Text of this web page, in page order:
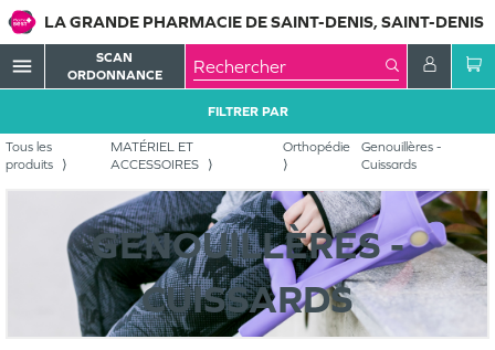
LA GRANDE PHARMACIE DE SAINT-DENIS, SAINT-DENIS
menu
SCAN
ORDONNANCE
Tous les
produits
MATÉRIEL ET
ACCESSOIRES
Orthopédie
Genouillères -
Cuissards
FILTRER PAR
GENOUILLÈRES -
CUISSARDS